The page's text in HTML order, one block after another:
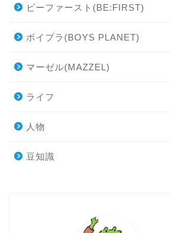
ビーファースト(BE:FIRST)
ボイプラ(BOYS PLANET)
マーゼル(MAZZEL)
ライフ
人物
豆知識